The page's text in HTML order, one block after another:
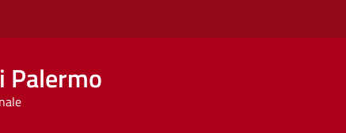
Palermo